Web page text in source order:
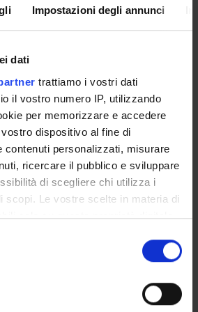
Impostazioni degli annunci
dati
trattiamo i vostri dati
il vostro numero IP, utilizzando
per memorizzare e accedere
dispositivo al fine di
contenuti personalizzati, misurare
ricercare il pubblico e sviluppare
di scegliere chi utilizza i
scopi. Le vostre scelte in materia di
solo su questa proprietà digitale
il proprio consenso in qualsiasi
sui cookie o facendo clic
Critico, editore, giornalista. In
La morte di Slataper in due lettere
a Stuparich sull'edizione delle novelle